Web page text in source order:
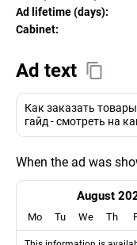
Ad lifetime (days):
Cabinet:
Ad text
Как заказать
гайд - смотреть на
When the ad was
August
Mo Tu We Th